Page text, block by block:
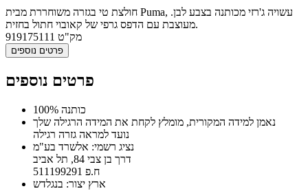
חולצת טי בגזרה משוחררת מבית Puma, עשויה ג'רזי מכותנה בצבע לבן.
מעוצבת עם הדפס גרפי של קאובוי חתול בחזית.
מק"ט 919175111
פרטים נוספים
פרטים נוספים
100% כותנה
נאמן למידה המקורית, מומלץ לקחת את המידה הרגילה שלך
נועד למראה גזרה רגילה
נציג רשמי: אלשרד בע"מ
דרך בן צבי 84, תל אביב
ח.פ 511199291
ארץ יצור: בנגלדש